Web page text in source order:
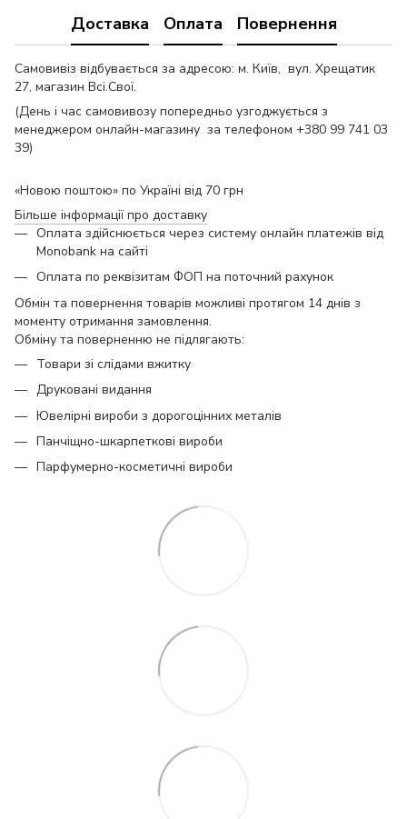
Доставка Оплата Повернення
Самовивіз відбувається за адресою: м. Київ, вул. Хрещатик
27, магазин Всі.Свої.
(День і час самовивозу попередньо узгоджується з
менеджером онлайн-магазину за телефоном +380 99 741 03
39)
«Новою поштою» по Україні від 70 грн
Більше інформації про доставку
Оплата здійснюється через систему онлайн платежів від
Monobank на сайті
Оплата по реквізитам ФОП на поточний рахунок
Обмін та повернення товарів можливі протягом 14 днів з
моменту отримання замовлення.
Обміну та поверненню не підлягають:
Товари зі слідами вжитку
Друковані видання
Ювелірні вироби з дорогоцінних металів
Панчіщно-шкарпеткові вироби
Парфумерно-косметичні вироби